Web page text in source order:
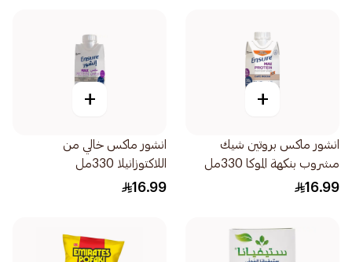
+
انشور ماكس بروتين شيك
مشروب بنكهة الموكا 330مل
16.99
+
انشور ماكس خالي من
اللاكتوزانيلا 330مل
16.99